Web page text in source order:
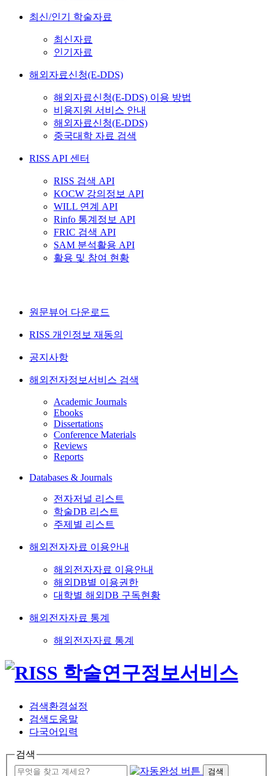
최신/인기 학술자료
최신자료
인기자료
해외자료신청(E-DDS)
해외자료신청(E-DDS) 이용 방법
비용지원 서비스 안내
해외자료신청(E-DDS)
중국대학 자료 검색
RISS API 센터
RISS 검색 API
KOCW 강의정보 API
WILL 연계 API
Rinfo 통계정보 API
FRIC 검색 API
SAM 분석활용 API
활용 및 참여 현황
원문뷰어 다운로드
RISS 개인정보 재동의
공지사항
해외전자정보서비스 검색
Academic Journals
Ebooks
Dissertations
Conference Materials
Reviews
Reports
Databases & Journals
전자저널 리스트
학술DB 리스트
주제별 리스트
해외전자자료 이용안내
해외전자자료 이용안내
해외DB별 이용권한
대학별 해외DB 구독현황
해외전자자료 통계
해외전자자료 통계
검색환경설정
검색도움말
다국어입력
검색
검색